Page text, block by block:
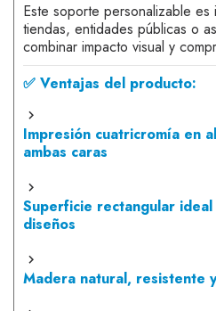
Este soporte personalizable
tiendas, entidades públicas o
combinar impacto visual y
✅ Ventajas del producto:
Impresión cuatricromía en
ambas caras
Superficie rectangular
diseños
Madera natural, resistente